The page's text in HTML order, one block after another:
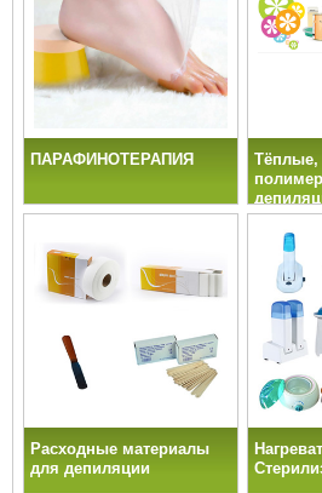
ПАРАФИНОТЕРАПИЯ
Тёплые,
Расходные материалы
для депиляции